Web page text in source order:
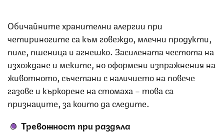
Обичайните хранителни алергии при
четириногите са към говеждо, млечни продукти,
пиле, пшеница и агнешко. Засилената честота на
изхождане и меките, но оформени изпражнения на
животното, съчетани с наличието на повече
газове и къркорене на стомаха – това са
признаците, за които да следите.
Тревожност при раздяла